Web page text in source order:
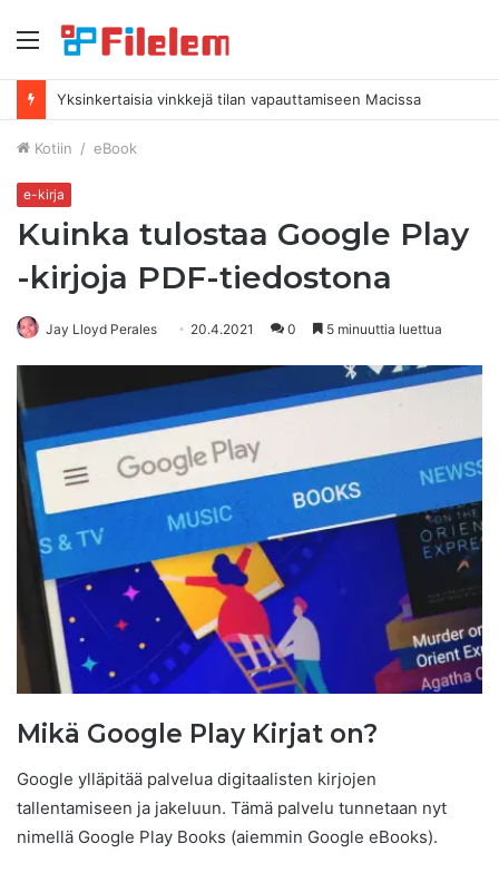
Valikko
Yksinkertaisia ​​vinkkejä tilan vapauttamiseen Macissa
Kotiin / eBook
e-kirja
Kuinka tulostaa Google Play
-kirjoja PDF-tiedostona
Jay Lloyd Perales 20.4.2021 0 5 minuuttia luettua
Mikä Google Play Kirjat on?
Google ylläpitää palvelua digitaalisten kirjojen
tallentamiseen ja jakeluun. Tämä palvelu tunnetaan nyt
nimellä Google Play Books (aiemmin Google eBooks).